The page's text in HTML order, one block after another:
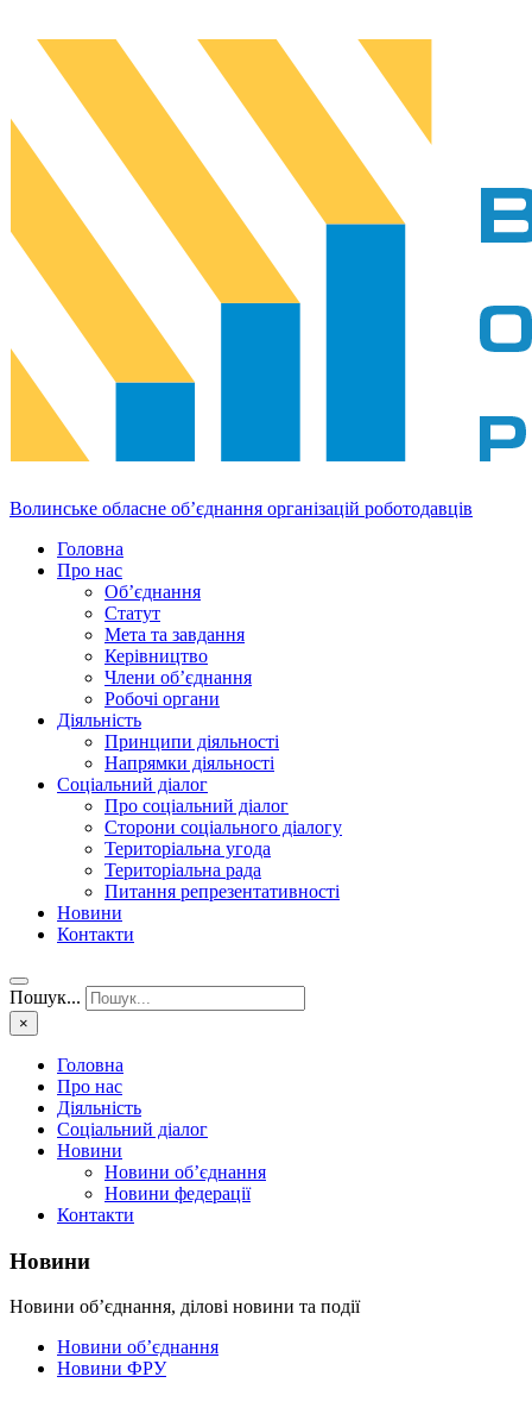
Волинське обласне об’єднання організацій роботодавців
Головна
Про нас
Об’єднання
Статут
Мета та завдання
Керівництво
Члени об’єднання
Робочі органи
Діяльність
Принципи діяльності
Напрямки діяльності
Соціальний діалог
Про соціальний діалог
Сторони соціального діалогу
Територіальна угода
Територіальна рада
Питання репрезентативності
Новини
Контакти
Пошук...
×
Головна
Про нас
Діяльність
Соціальний діалог
Новини
Новини об’єднання
Новини федерації
Контакти
Новини
Новини об’єднання, ділові новини та події
Новини об’єднання
Новини ФРУ